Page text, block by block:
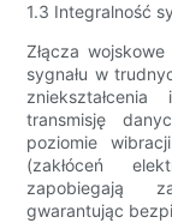
1.3 Integralność
Złącza
sygnału w
transmisję
poziomie
(zakłóceń
zapobiegają
gwarantując